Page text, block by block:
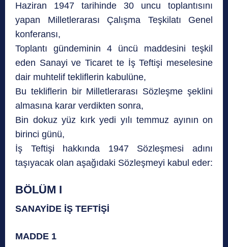
Haziran 1947 tarihinde 30 uncu toplantısını
yapan Milletlerarası Çalışma Teşkilatı Genel
konferansı,
Toplantı gündeminin 4 üncü maddesini teşkil
eden Sanayi ve Ticaret te İş Teftişi meselesine
dair muhtelif tekliflerin kabulüne,
Bu tekliflerin bir Milletlerarası Sözleşme şeklini
almasına karar verdikten sonra,
Bin dokuz yüz kırk yedi yılı temmuz ayının on
birinci günü,
İş Teftişi hakkında 1947 Sözleşmesi adını
taşıyacak olan aşağıdaki Sözleşmeyi kabul eder:
BÖLÜM I
SANAYİDE İŞ TEFTİŞİ
MADDE 1